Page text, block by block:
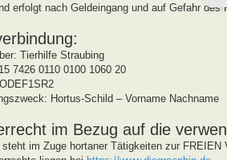
erfolgt nach Geldeingang und auf Gefahr des
Tierhilfe Straubing
7426 0110 0100 1060 20
Hortus-Schild – Vorname Nachname
im Bezug auf die
im Zuge hortaner Tätigkeiten zur FREIEN